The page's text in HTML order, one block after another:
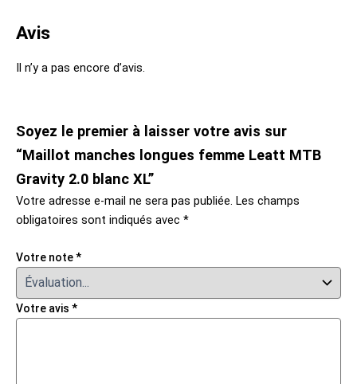
Avis
Il n’y a pas encore d’avis.
Soyez le premier à laisser votre avis sur
“Maillot manches longues femme Leatt MTB
Gravity 2.0 blanc XL”
Votre adresse e-mail ne sera pas publiée. Les champs
obligatoires sont indiqués avec *
Votre note*
Votre avis *